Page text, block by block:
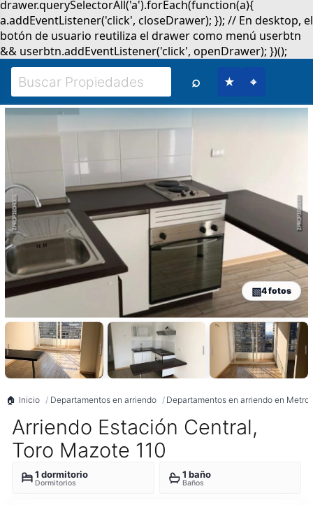
⌕ ★ ⌖
4 fotos
Inicio Departamentos en arriendo Departamentos en arriendo en
Arriendo Estación Central,
Toro Mazote 110
1 dormitorio
Dormitorios
1 baño
Baños